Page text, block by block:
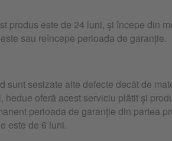
produs este de 24 luni, și începe din
sau reîncepe perioada de garanție.
sunt sesizate alte defecte decât de
hedue oferă acest serviciu plătit și
perioada de garanție din partea
este de 6 luni.